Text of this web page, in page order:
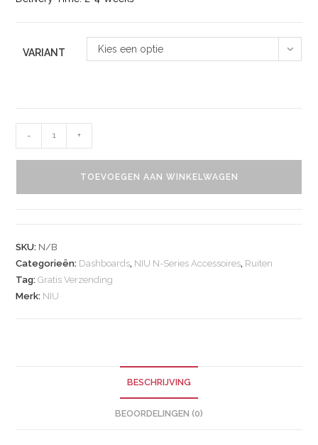
VARIANT Kies een optie
- +
TOEVOEGEN AAN WINKELWAGEN
SKU: N/B
Categorieën: Dashboards, NIU N-Series Accessoires, Ruiten
Tag:Gratis Verzending
Merk: NIU
BESCHRIJVING
BEOORDELINGEN (0)